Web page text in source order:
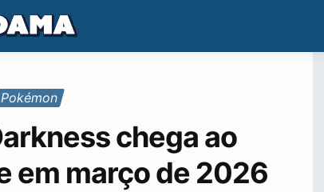
Pokémon
chega ao
em março de 2026